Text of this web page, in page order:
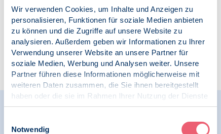
Wir verwenden Cookies, um Inhalte und Anzeigen zu
personalisieren, Funktionen für soziale Medien anbieten
zu können und die Zugriffe auf unsere Website zu
analysieren. Außerdem geben wir Informationen zu Ihrer
Verwendung unserer Website an unsere Partner für
soziale Medien, Werbung und Analysen weiter. Unsere
Partner führen diese Informationen möglicherweise mit
weiteren Daten zusammen, die Sie ihnen bereitgestellt
haben oder die sie im Rahmen Ihrer Nutzung der Dienste
gesammelt haben.
Notwendig
Zur Übersicht